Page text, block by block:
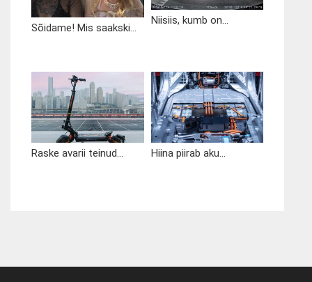
Sõidame! Mis saakski...
Niisiis, kumb on...
Raske avarii teinud... Hiina piirab aku...